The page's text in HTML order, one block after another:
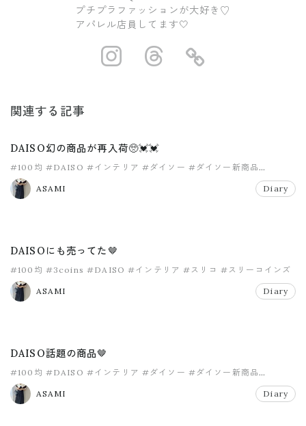
プチプラファッションが大好き♡
アパレル店員してます🤍
https://https://
関連する記事
DAISO幻の商品が再入荷🥺💓💓
#100均 #DAISO #インテリア #ダイソー #ダイソー新商品
#マイホーム
ASAMI
Diary
DAISOにも売ってた🤎
#100均 #3coins #DAISO #インテリア #スリコ #スリーコインズ
ASAMI Diary
DAISO話題の商品🤎
#100均 #DAISO #インテリア #ダイソー #ダイソー新商品
#マイホーム
ASAMI
Diary